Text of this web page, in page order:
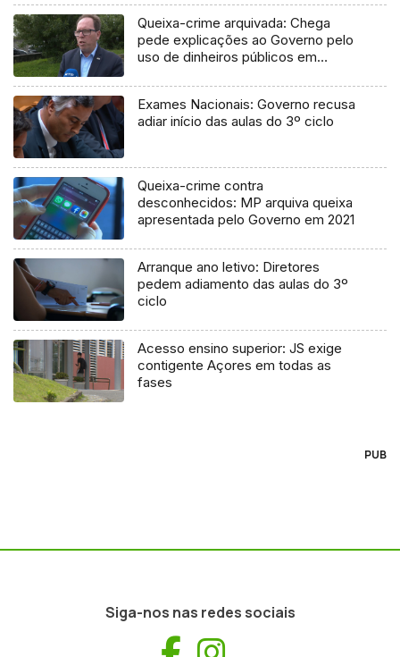
Queixa-crime arquivada: Chega
pede explicações ao Governo pelo
uso de dinheiros públicos em
Exames Nacionais: Governo recusa
adiar início das aulas do 3º ciclo
Queixa-crime contra
desconhecidos: MP arquiva queixa
apresentada pelo Governo em 2021
Arranque ano letivo: Diretores
pedem adiamento das aulas do 3º
ciclo
Acesso ensino superior: JS exige
contigente Açores em todas as
fases
PUB
Siga-nos nas redes sociais